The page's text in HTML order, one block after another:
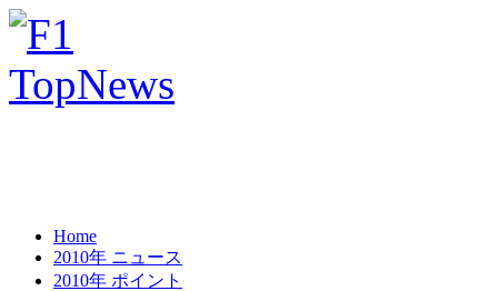
Home
2010年 ニュース
2010年 ポイント